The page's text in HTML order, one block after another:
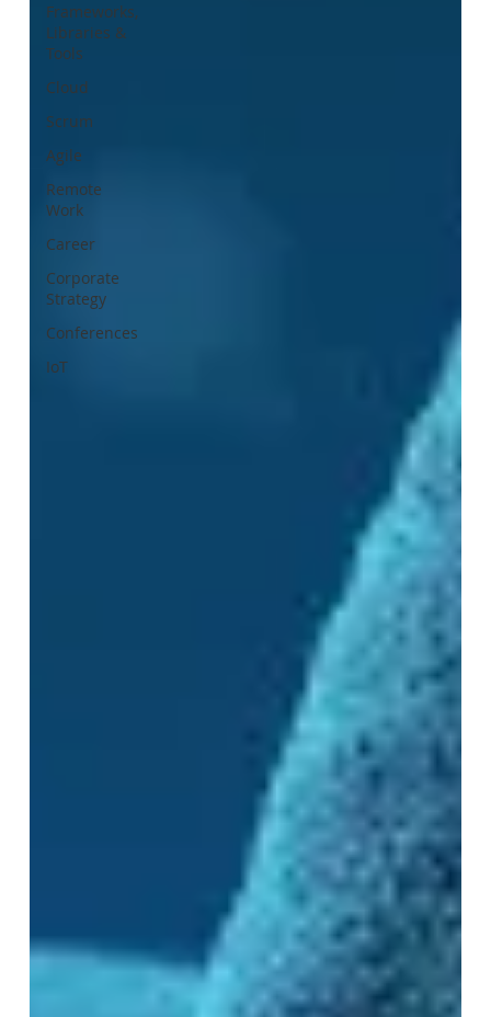
Frameworks,
Libraries &
Tools
Cloud
Scrum
Agile
Remote
Work
Career
Corporate
Strategy
Conferences
IoT